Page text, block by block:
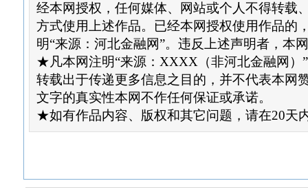
经本网授权，任何媒体、网站或个人不得转载
方式使用上述作品。已经本网授权使用作品的
明“来源：河北金融网”。违反上述声明者，本
★凡本网注明“来源：XXXX（非河北金融网）
转载出于传递更多信息之目的，并不代表本网
文字的真实性本网不作任何保证或承诺。
★如有作品内容、版权和其它问题，请在20天